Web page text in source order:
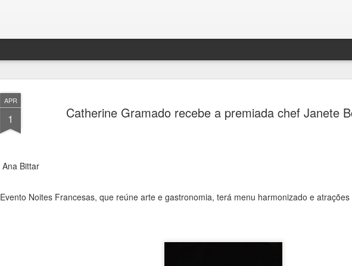
APR
1 Catherine Gramado recebe a premiada chef Janete
Ana Bittar
Evento Noites Francesas, que reúne arte e gastronomia, terá menu harmonizado e atrações
7
passeios
Inscrições são gratuitas
Consolare, concessionária